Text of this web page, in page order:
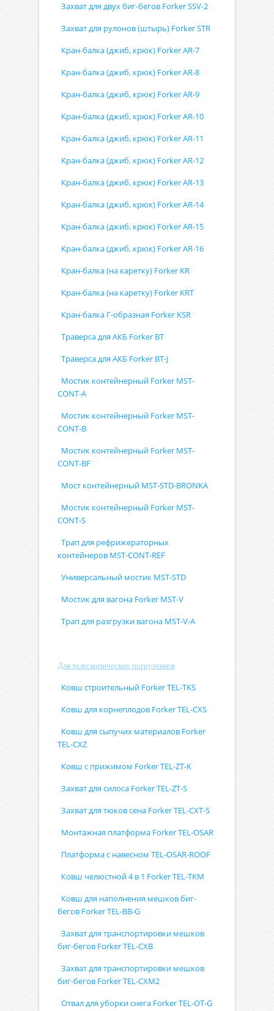
Захват для двух биг-бегов Forker SSV-2
Захват для рулонов (штырь) Forker STR
Кран-балка (джиб, крюк) Forker AR-7
Кран-балка (джиб, крюк) Forker AR-8
Кран-балка (джиб, крюк) Forker AR-9
Кран-балка (джиб, крюк) Forker AR-10
Кран-балка (джиб, крюк) Forker AR-11
Кран-балка (джиб, крюк) Forker AR-12
Кран-балка (джиб, крюк) Forker AR-13
Кран-балка (джиб, крюк) Forker AR-14
Кран-балка (джиб, крюк) Forker AR-15
Кран-балка (джиб, крюк) Forker AR-16
Кран-балка (на каретку) Forker KR
Кран-балка (на каретку) Forker KRT
Кран-балка Г-образная Forker KSR
Траверса для АКБ Forker BT
Траверса для АКБ Forker BT-J
Мостик контейнерный Forker MST-
CONT-A
Мостик контейнерный Forker MST-
CONT-B
Мостик контейнерный Forker MST-
CONT-BF
Мост контейнерный MST-STD-BRONKA
Мостик контейнерный Forker MST-
CONT-S
Трап для рефрижераторных
контейнеров MST-CONT-REF
Универсальный мостик MST-STD
Мостик для вагона Forker MST-V
Трап для разгрузки вагона MST-V-A
Для телескопических погрузчиков
Ковш строительный Forker TEL-TKS
Ковш для корнеплодов Forker TEL-CXS
Ковш для сыпучих материалов Forker
TEL-CXZ
Ковш с прижимом Forker TEL-ZT-K
Захват для силоса Forker TEL-ZT-S
Захват для тюков сена Forker TEL-CXT-S
Монтажная платформа Forker TEL-OSAR
Платформа с навесном TEL-OSAR-ROOF
Ковш челюстной 4 в 1 Forker TEL-TKM
Ковш для наполнения мешков биг-
бегов Forker TEL-BB-G
Захват для транспортировки мешков
биг-бегов Forker TEL-CXB
Захват для транспортировки мешков
биг-бегов Forker TEL-CXM2
Отвал для уборки снега Forker TEL-OT-G